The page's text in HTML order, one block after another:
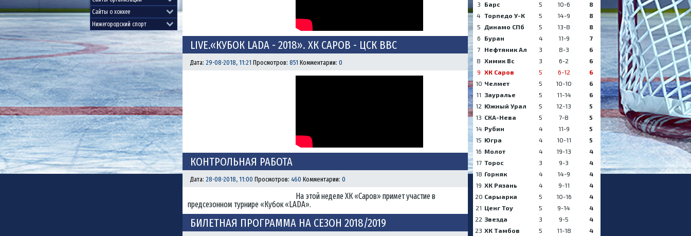
LIVE.«КУБОК LADA - 2018». ХК САРОВ - ЦСК ВВС
Дата: 29-08-2018, 11:21 Просмотров: 851 Комментарии: 0
КОНТРОЛЬНАЯ РАБОТА
Дата: 28-08-2018, 11:00 Просмотров: 460 Комментарии: 0
На этой неделе ХК «Саров» примет участие в
предсезонном турнире «Кубок «LADA».
БИЛЕТНАЯ ПРОГРАММА НА СЕЗОН 2018/2019
3
Барс 5 10-6
8
4 Торпедо У-К 5 14-9
8
5 Динамо СПб 5 13-8
8
6
Буран 4 11-9
7
7
Нефтяник Ал 3 8-3
6
8 Химик Вс 3 6-2
6
9 ХК Саров 5 6-12
6
10 Челмет 5 10-10
6
11 Зауралье 5 11-14
6
12 Южный Урал 5 12-13
5
13 СКА-Нева 5 7-8
5
14 Рубин 4 11-9
5
15 Югра 4 10-11
5
16 Молот 4 19-13
4
17 Торос 3 9-3
4
18 Горняк 4 14-9
4
19 ХК Рязань 4 9-11
4
20 Сарыарка 5 10-16
4
21 Ценг Тоу 5 9-14
4
22 Звезда 3 9-5
4
23 ХК Тамбов 5 11-18
4